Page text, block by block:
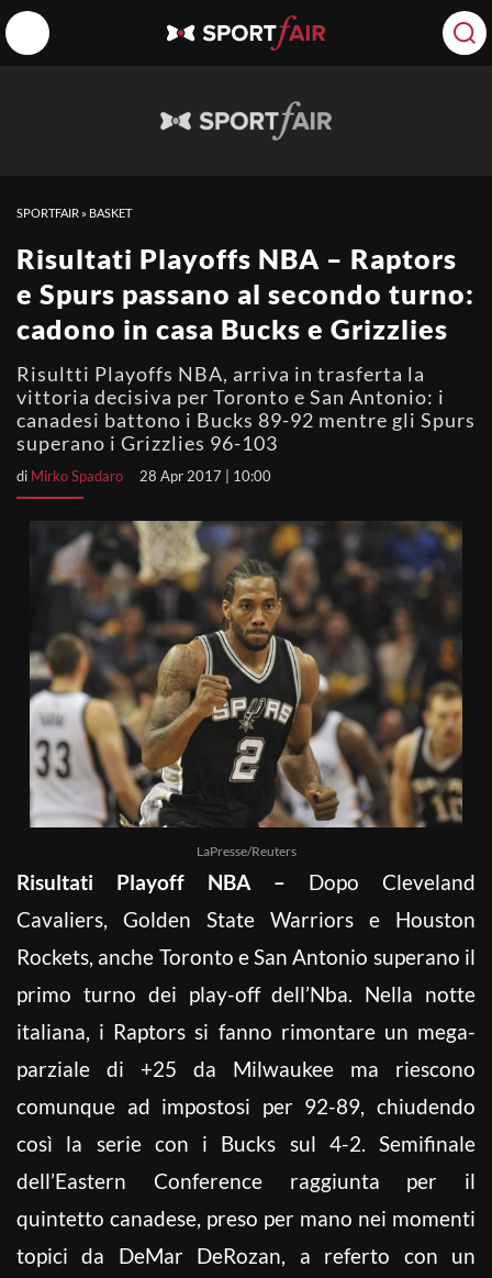
SPORTFAIR » BASKET
Risultati Playoffs NBA – Raptors
e Spurs passano al secondo turno:
cadono in casa Bucks e Grizzlies
Risultti Playoffs NBA, arriva in trasferta la
vittoria decisiva per Toronto e San Antonio: i
canadesi battono i Bucks 89-92 mentre gli Spurs
superano i Grizzlies 96-103
di Mirko Spadaro 28 Apr 2017 | 10:00
LaPresse/Reuters
Risultati Playoff NBA – Dopo Cleveland
Cavaliers, Golden State Warriors e Houston
Rockets, anche Toronto e San Antonio superano il
primo turno dei play-off dell’Nba. Nella notte
italiana, i Raptors si fanno rimontare un mega-
parziale di +25 da Milwaukee ma riescono
comunque ad impostosi per 92-89, chiudendo
così la serie con i Bucks sul 4-2. Semifinale
dell’Eastern Conference raggiunta per il
quintetto canadese, preso per mano nei momenti
topici da DeMar DeRozan, a referto con un